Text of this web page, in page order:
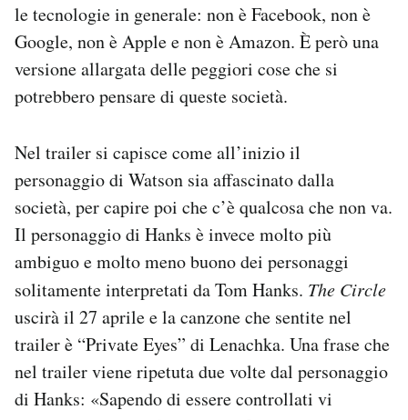
AREA PERSONALE
Area Personale
Newsletter
Notifiche mobile
Hai bisogno di aiuto?
le tecnologie in generale: non è Facebook, non è
Google, non è Apple e non è Amazon. È però una
versione allargata delle peggiori cose che si
potrebbero pensare di queste società.
Nel trailer si capisce come all’inizio il
personaggio di Watson sia affascinato dalla
società, per capire poi che c’è qualcosa che non va.
Il personaggio di Hanks è invece molto più
ambiguo e molto meno buono dei personaggi
solitamente interpretati da Tom Hanks. The Circle
uscirà il 27 aprile e la canzone che sentite nel
trailer è “Private Eyes” di Lenachka. Una frase che
nel trailer viene ripetuta due volte dal personaggio
di Hanks: «Sapendo di essere controllati vi